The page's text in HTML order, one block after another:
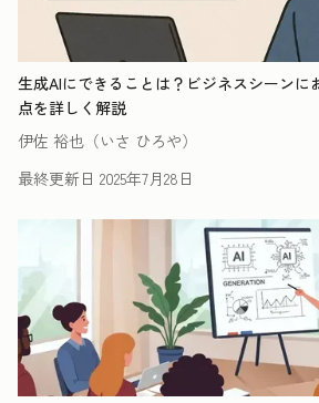
生成AIにできることは？ビジネスシーンに
点を詳しく解説
伊佐 裕也（いさ ひろや）
最終更新日 2025年7月28日